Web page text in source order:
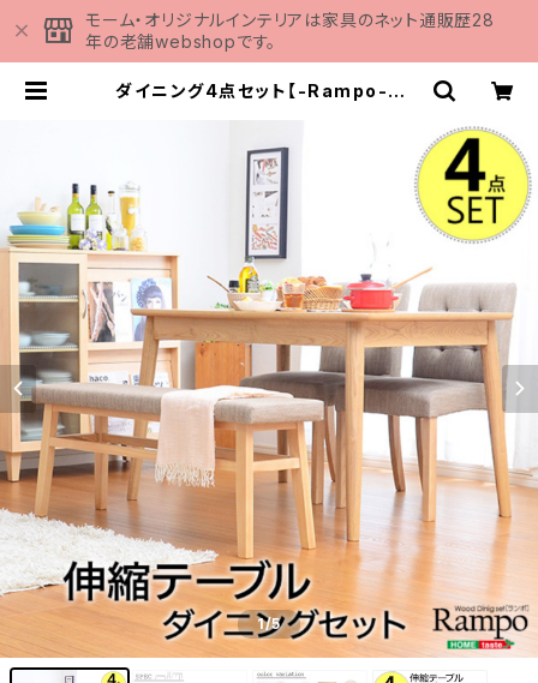
モーム・オリジナルインテリアは家具のネット通販歴28
年の老舗webshopです。
ダイニング4点セット【-Rampo-ラン
の通販専門店 MOMU
1/5